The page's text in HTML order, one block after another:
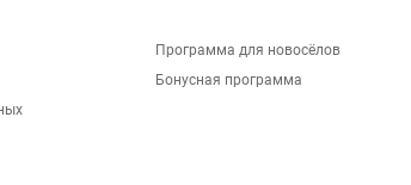
Программа для новосёлов
Бонусная программа